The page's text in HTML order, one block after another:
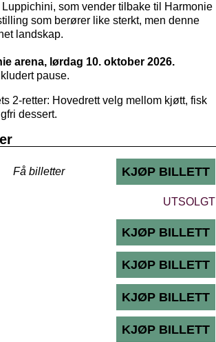
som vender tilbake til Harmonie
som berører like sterkt, men denne
landskap.
arena, lørdag 10. oktober 2026.
pause.
2-retter: Hovedrett velg mellom kjøtt, fisk
dessert.
Få billetter KJØP BILLETT
UTSOLGT
KJØP BILLETT
KJØP BILLETT
KJØP BILLETT
KJØP BILLETT